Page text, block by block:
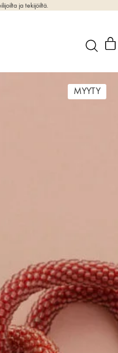
ja tekijöiltä.
MYYTY